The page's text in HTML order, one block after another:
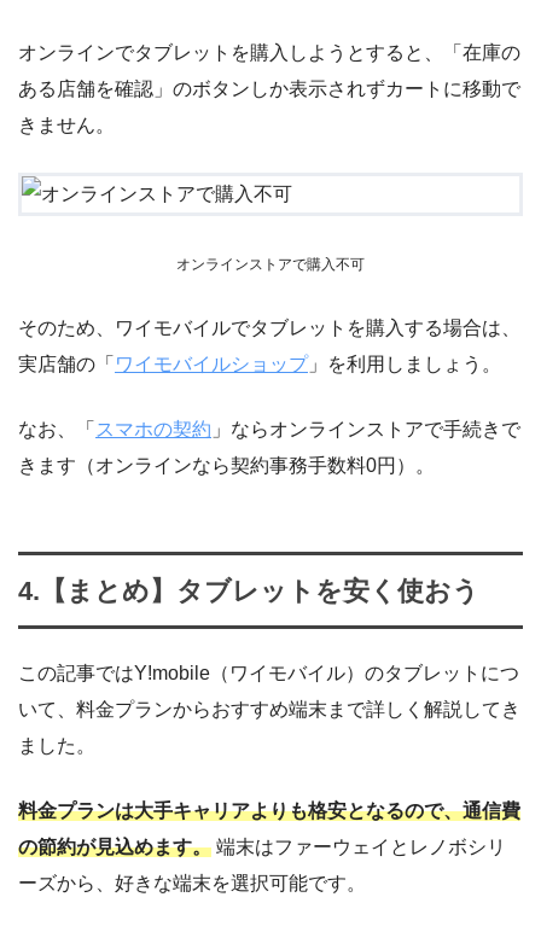
オンラインでタブレットを購入しようとすると、「在庫の
ある店舗を確認」のボタンしか表示されずカートに移動で
きません。
オンラインストアで購入不可
そのため、ワイモバイルでタブレットを購入する場合は、
実店舗の「 ワイモバイルショップ 」を利用しましょう。
なお、「 スマホの契約 」ならオンラインストアで手続きで
きます（オンラインなら契約事務手数料0円）。
4.【まとめ】タブレットを安く使おう
この記事ではY!mobile（ワイモバイル）のタブレットにつ
いて、料金プランからおすすめ端末まで詳しく解説してき
ました。
料金プランは大手キャリアよりも格安となるので、通信費
の節約が見込めます。 端末はファーウェイとレノボシリ
ーズから、好きな端末を選択可能です。